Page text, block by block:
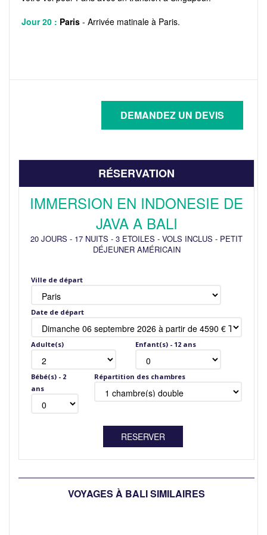
Jour 20 : Paris - Arrivée matinale à Paris.
RÉSERVATION
IMMERSION EN INDONESIE DE
JAVA A BALI
20 JOURS - 17 NUITS - 3 ETOILES - VOLS INCLUS - PETIT
DÉJEUNER AMÉRICAIN
Ville de départ
Date de départ
Adulte(s) Enfant(s) - 12 ans
Bébé(s) - 2
ans
Répartition des chambres
VOYAGES À BALI SIMILAIRES